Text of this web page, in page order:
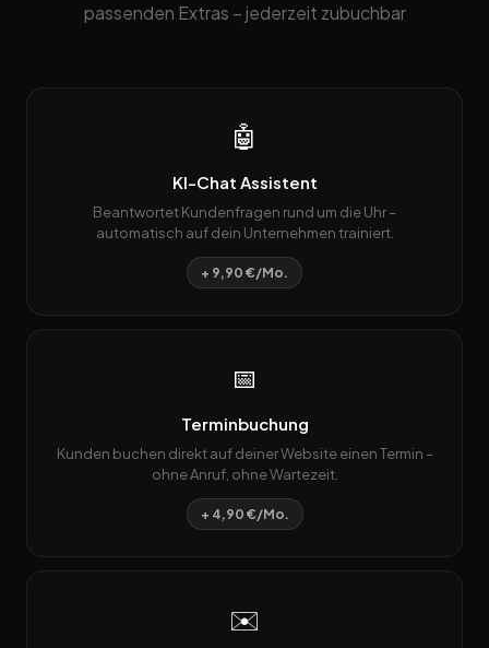
passenden Extras – jederzeit zubuchbar
🤖
KI-Chat Assistent
Beantwortet Kundenfragen rund um die Uhr –
automatisch auf dein Unternehmen trainiert.
+ 9,90 €/Mo.
📅
Terminbuchung
Kunden buchen direkt auf deiner Website einen Termin –
ohne Anruf, ohne Wartezeit.
+ 4,90 €/Mo.
✉️